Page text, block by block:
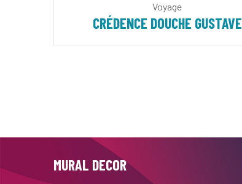
Voyage
CRÉDENCE DOUCHE GUSTAVE
MURAL DECOR